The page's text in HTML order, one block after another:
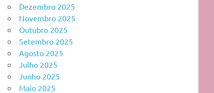
Dezembro 2025
Novembro 2025
Outubro 2025
Setembro 2025
Agosto 2025
Julho 2025
Junho 2025
Maio 2025